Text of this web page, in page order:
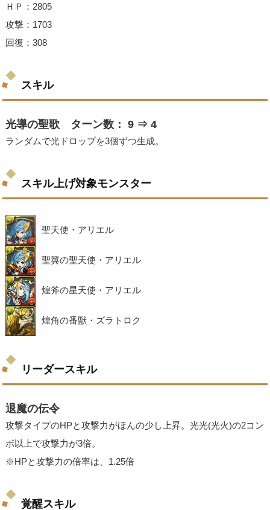
ＨＰ：2805
攻撃：1703
回復：308
スキル
光導の聖歌 ターン数： 9 ⇒ 4
ランダムで光ドロップを3個ずつ生成。
スキル上げ対象モンスター
聖天使・アリエル
聖翼の聖天使・アリエル
煌斧の星天使・アリエル
煌角の番獣・ズラトロク
リーダースキル
退魔の伝令
攻撃タイプのHPと攻撃力がほんの少し上昇。光光(光火)の2コン
ボ以上で攻撃力が3倍。
※HPと攻撃力の倍率は、1.25倍
覚醒スキル